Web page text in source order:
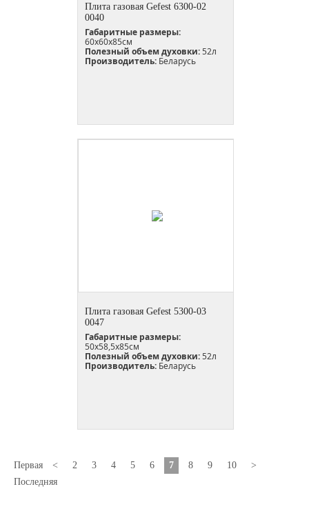
Плита газовая Gefest 6300-02
0040
Габаритные размеры:
60х60х85см
Полезный объем духовки:52л
Производитель: Беларусь
Плита газовая Gefest 5300-03
0047
Габаритные размеры:
50x58,5x85см
Полезный объем духовки:52л
Производитель: Беларусь
Первая < 2 3 4 5 6 7 8 9 10
>
Последняя